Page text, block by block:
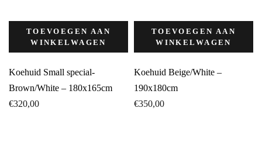
TOEVOEGEN AAN
WINKELWAGEN
Koehuid Small special-
Brown/White – 180x165cm
€320,00
TOEVOEGEN AAN
WINKELWAGEN
Koehuid Beige/White –
190x180cm
€350,00